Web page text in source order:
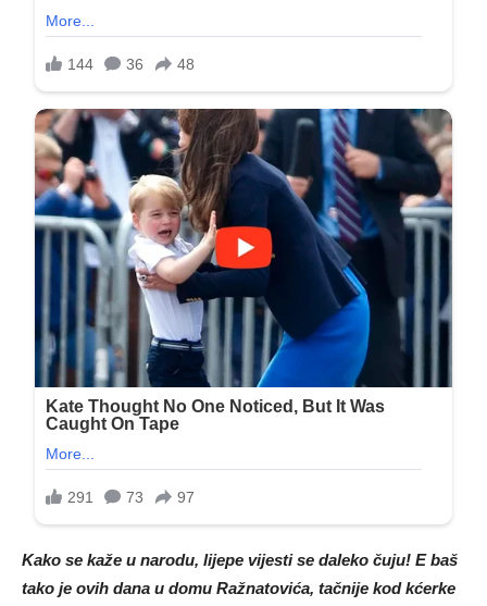
Kako se kaže u narodu, lijepe vijesti se daleko čuju! E baš
tako je ovih dana u domu Ražnatovića, tačnije kod kćerke